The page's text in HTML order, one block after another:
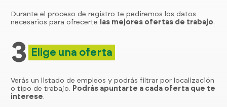
Durante el proceso de registro te pediremos los datos
necesarios para ofrecerte
las mejores ofertas de trabajo.
3 Elige una oferta
Verás un listado de empleos y podrás filtrar por localización
o tipo de trabajo. Podrás apuntarte a cada oferta que te
interese.